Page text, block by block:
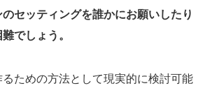
セッティングを誰かにお願いしたり
でしょう。
ための方法として現実的に検討可能